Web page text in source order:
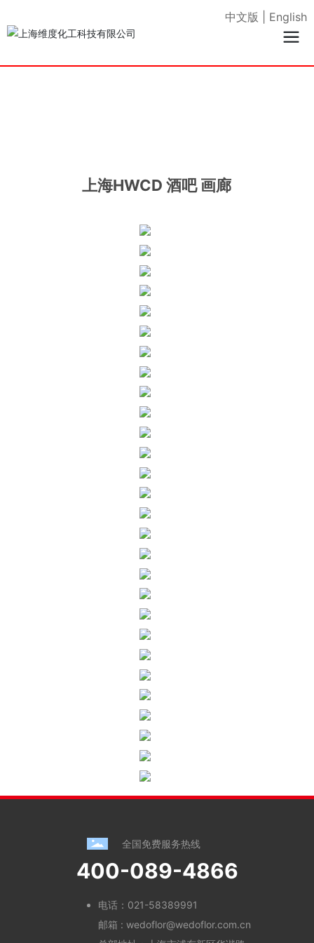
中文版 English
上海HWCD 酒吧 画廊
全国免费服务热线
400-089-4866
电话： 021-58389991
邮箱 :wedoflor@wedoflor.com.cn